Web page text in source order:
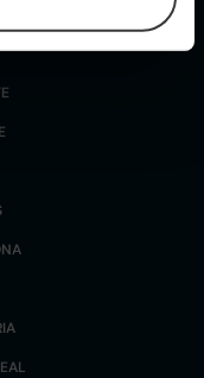
por